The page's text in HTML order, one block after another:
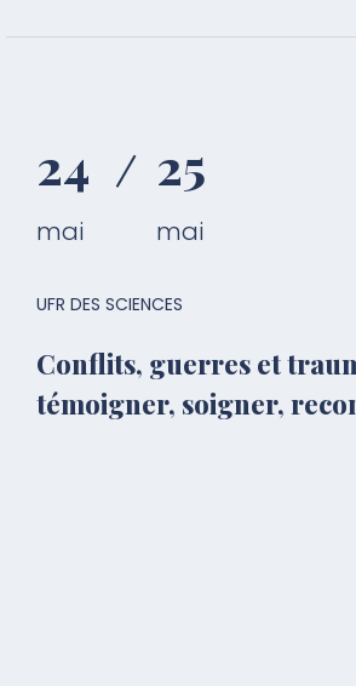
24
mai
25
mai
Conflits, guerres et
témoigner, soigner,
UFR DES SCIENCES